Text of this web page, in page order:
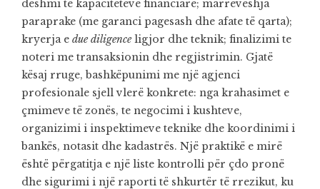
dëshmi të kapaciteteve financiare; marrëveshja
paraprake (me garanci pagesash dhe afate të qarta);
kryerja e due diligenceligjor dhe teknik; finalizimi te
noteri me transaksionin dhe regjistrimin. Gjatë
kësaj rruge, bashkëpunimi me një agjenci
profesionale sjell vlerë konkrete: nga krahasimet e
çmimeve të zonës, te negocimi i kushteve,
organizimi i inspektimeve teknike dhe koordinimi i
bankës, notasit dhe kadastrës. Një praktikë e mirë
është përgatitja e një liste kontrolli për çdo pronë
dhe sigurimi i një raporti të shkurtër të rrezikut, ku